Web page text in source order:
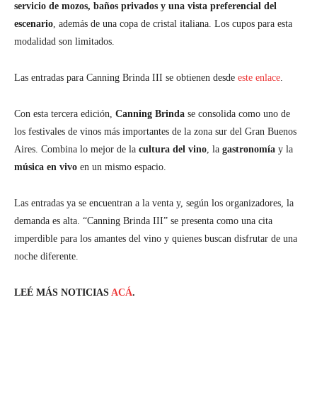
servicio de mozos, baños privados y una vista preferencial del
escenario, además de una copa de cristal italiana. Los cupos para esta
modalidad son limitados.
Las entradas para Canning Brinda III se obtienen desde este enlace.
Con esta tercera edición, Canning Brinda se consolida como uno de
los festivales de vinos más importantes de la zona sur del Gran Buenos
Aires. Combina lo mejor de la cultura del vino, la gastronomía y la
música en vivo en un mismo espacio.
Las entradas ya se encuentran a la venta y, según los organizadores, la
demanda es alta. “Canning Brinda III” se presenta como una cita
imperdible para los amantes del vino y quienes buscan disfrutar de una
noche diferente.
LEÉ MÁS NOTICIAS ACÁ.